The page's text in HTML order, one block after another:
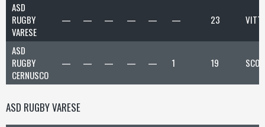
ASD
RUGBY
VARESE
— — — — — — 23
ASD
RUGBY
CERNUSCO
— — — — — 1 19
ASD RUGBY VARESE